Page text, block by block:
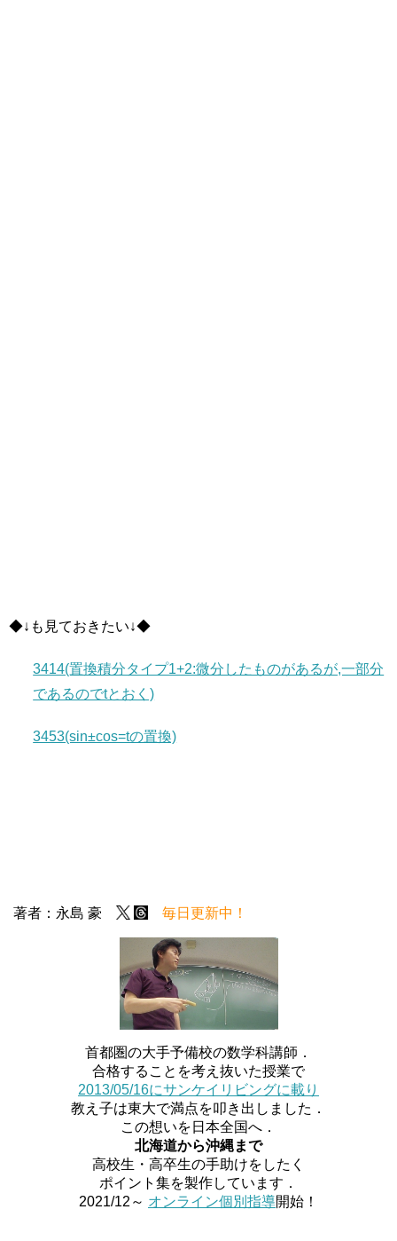
◆↓も見ておきたい↓◆
3414(置換積分タイプ1+2:微分したものがあるが,一部分
であるのでtとおく)
3453(sin±cos=tの置換)
著者：永島 豪 毎日更新中！
首都圏の大手予備校の数学科講師．
合格することを考え抜いた授業で
2013/05/16にサンケイリビングに載り
教え子は東大で満点を叩き出しました．
この想いを日本全国へ．
北海道から沖縄まで
高校生・高卒生の手助けをしたく
ポイント集を製作しています．
2021/12～ オンライン個別指導開始！